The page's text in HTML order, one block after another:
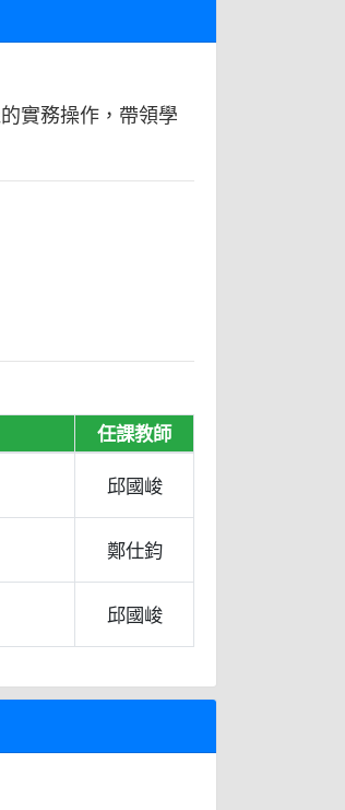
實務操作，帶領學
任課教師
邱國峻
鄭仕鈞
邱國峻